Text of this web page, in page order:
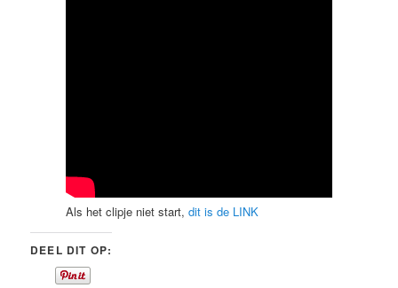
Als het clipje niet start,dit is de LINK
DEEL DIT OP: